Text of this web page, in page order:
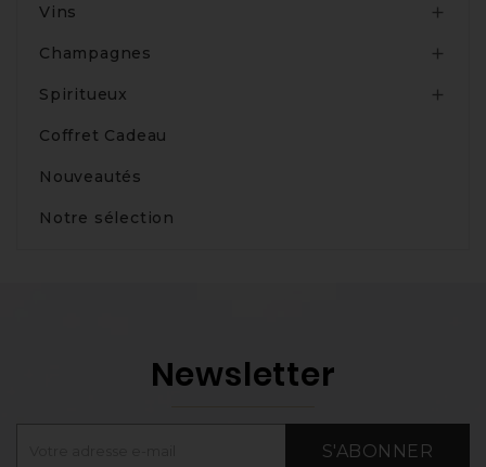
Vins 
Champagnes 
Spiritueux 
Coffret Cadeau
Nouveautés
Notre sélection
Newsletter
S'ABONNER